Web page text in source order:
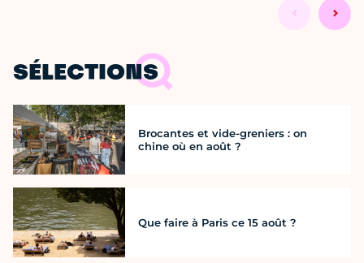
SÉLECTIONS
Brocantes et vide-greniers : on
chine où en août ?
Que faire à Paris ce 15 août ?